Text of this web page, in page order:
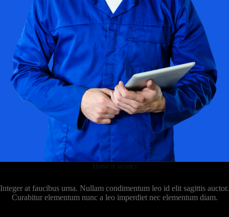
How it works
Integer at faucibus urna. Nullam condimentum leo id elit sagittis auctor.
Curabitur elementum nunc a leo imperdiet nec elementum diam.